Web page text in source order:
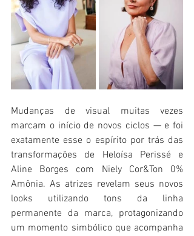
Mudanças de visual muitas vezes
marcam o início de novos ciclos — e foi
exatamente esse o espírito por trás das
transformações de Heloísa Perissé e
Aline Borges com Niely Cor&Ton 0%
Amônia. As atrizes revelam seus novos
looks utilizando tons da linha
permanente da marca, protagonizando
um momento simbólico que acompanha